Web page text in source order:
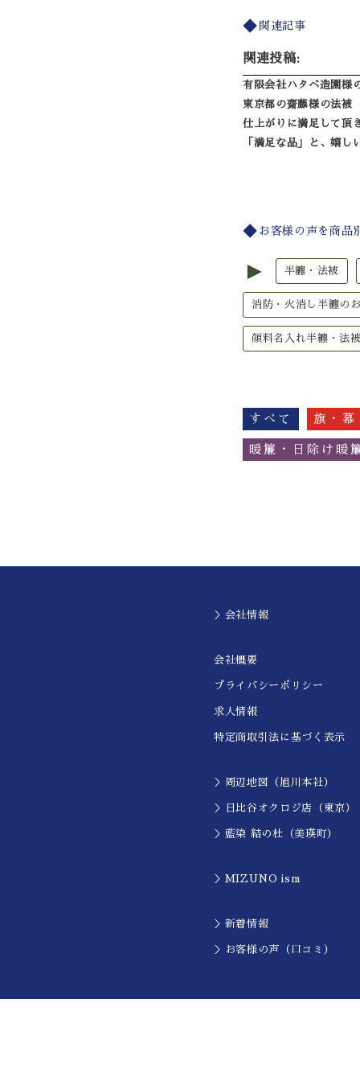
関連記事
関連投稿:
有限会社ハタベ造園様
東京都の齋藤様の法被
仕上がりに満足して頂
「満足な品」と、嬉し
お客様の声を商品
► 半纏・法被
消防・火消し半纏の
顔料名入れ半纏・法
すべて 旗・幕
暖簾・日除け暖
＞会社情報
会社概要
プライバシーポリシー
求人情報
特定商取引法に基づく表示
＞周辺地図（旭川本社）
＞日比谷オクロジ店（東京）
＞藍染 結の杜（美瑛町）
＞MIZUNO ism
＞新着情報
＞お客様の声（口コミ）